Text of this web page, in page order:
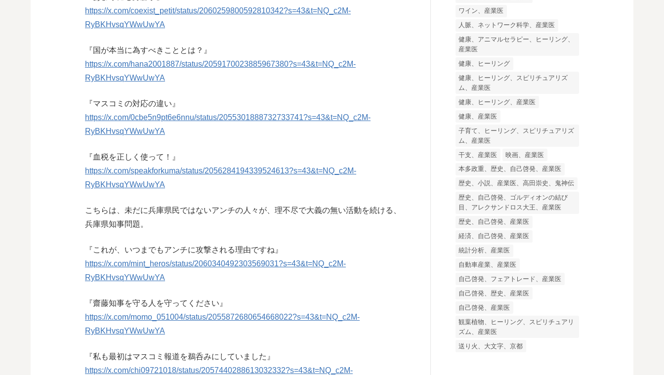
https://x.com/coexist_petit/status/2060259800592810342?s=43&t=NQ_c2M-
RyBKHvsqYWwUwYA
『国が本当に為すべきこととは？』
https://x.com/hana2001887/status/2059170023885967380?s=43&t=NQ_c2M-
RyBKHvsqYWwUwYA
『マスコミの対応の違い』
https://x.com/0cbe5n9pt6e6nnu/status/2055301888732733741?s=43&t=NQ_c2M-
RyBKHvsqYWwUwYA
『血税を正しく使って！』
https://x.com/speakforkuma/status/2056284194339524613?s=43&t=NQ_c2M-
RyBKHvsqYWwUwYA
こちらは、未だに兵庫県民ではないアンチの人々が、理不尽で大義の無い活動を続ける、
兵庫県知事問題。
『これが、いつまでもアンチに攻撃される理由ですね』
https://x.com/mint_heros/status/2060340492303569031?s=43&t=NQ_c2M-
RyBKHvsqYWwUwYA
『齋藤知事を守る人を守ってください』
https://x.com/momo_051004/status/2055872680654668022?s=43&t=NQ_c2M-
RyBKHvsqYWwUwYA
『私も最初はマスコミ報道を鵜呑みにしていました』
https://x.com/chi09721018/status/2057440288613032332?s=43&t=NQ_c2M-
ワイン、産業医
人脈、ネットワーク科学、産業医
健康、アニマルセラピー、ヒーリング、
産業医
健康、ヒーリング
健康、ヒーリング、スピリチュアリズ
ム、産業医
健康、ヒーリング、産業医
健康、産業医
子育て、ヒーリング、スピリチュアリズ
ム、産業医
干支、産業医
映画、産業医
本多政重、歴史、自己啓発、産業医
歴史、小説、産業医、高田崇史、鬼神伝
歴史、自己啓発、ゴルディオンの結び
目、アレクサンドロス大王、産業医
歴史、自己啓発、産業医
経済、自己啓発、産業医
統計分析、産業医
自動車産業、産業医
自己啓発、フェアトレード、産業医
自己啓発、歴史、産業医
自己啓発、産業医
観葉植物、ヒーリング、スピリチュアリ
ズム、産業医
送り火、大文字、京都